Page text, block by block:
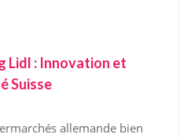
Lidl : Innovation et
Suisse
allemande bien